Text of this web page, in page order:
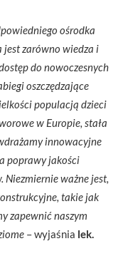
ośrodka
jest zarówno wiedza i
do nowoczesnych
oszczędzające
populacją dzieci
w Europie, stała
innowacyjne
poprawy jakości
Niezmiernie ważne jest,
takie jak
zapewnić naszym
– wyjaśnia lek.